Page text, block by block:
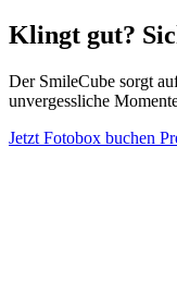
Klingt gut?
Der SmileCube sorgt
unvergessliche
Jetzt Fotobox buchen